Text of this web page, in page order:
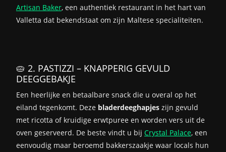
Artisan Baker, een authentiek restaurant in het hart van
Valletta dat bekendstaat om zijn Maltese specialiteiten.
🥧 2. PASTIZZI – KNAPPERIG GEVULD
DEEGGEBAKJE
Een heerlijke en betaalbare snack die u overal op het
eiland tegenkomt. Deze bladerdeeghapjes zijn gevuld
met ricotta of kruidige erwtpuree en worden vers uit de
oven geserveerd. De beste vindt u bij Crystal Palace, een
eenvoudig maar beroemd bakkerszaakje waar locals hun